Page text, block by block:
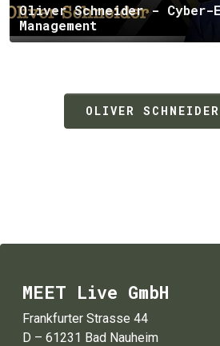
Oliver Schneider - Cyber-
Management
OLIVER
MEET Live GmbH
Frankfurter Strasse 44
D – 61231 Bad Nauheim